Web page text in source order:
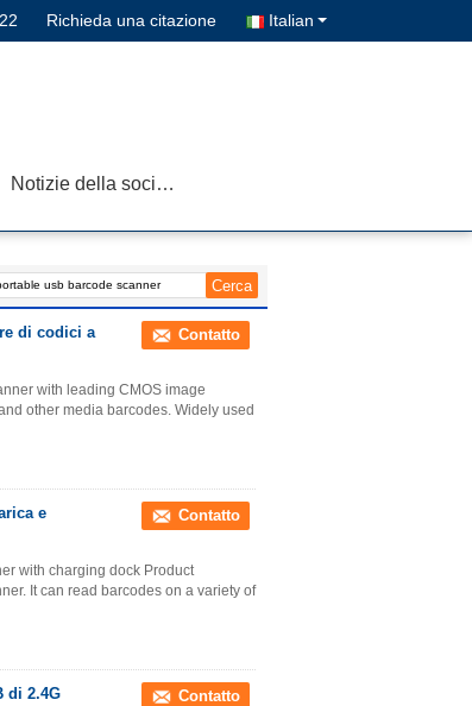
Richieda una citazione Italian
Notizie della società
di codici a
Contatto
with leading CMOS image
other media barcodes. Widely used
e
Contatto
with charging dock Product
It can read barcodes on a variety of
di 2.4G
Contatto